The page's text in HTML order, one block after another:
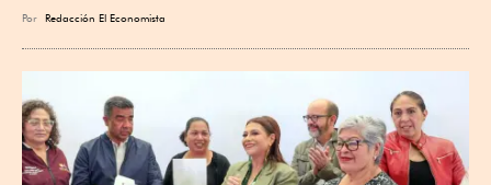
Por Redacción El Economista